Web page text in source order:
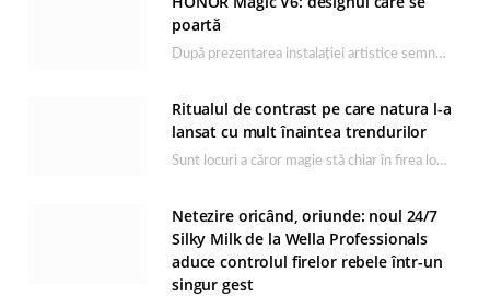
poartă
După prezentarea instalației artistice semnată de Catrinel Săbăciag în cadrul evenimentului de lansare HONOR Magic…
Ritualul de contrast pe care natura l-a
lansat cu mult înaintea trendurilor
Sunt locuri a căror magie stă chiar în firea lor naturală, iar Lacul Ursu din…
Netezire oricând, oriunde: noul 24/7
Silky Milk de la Wella Professionals
aduce controlul firelor rebele într-un
singur gest